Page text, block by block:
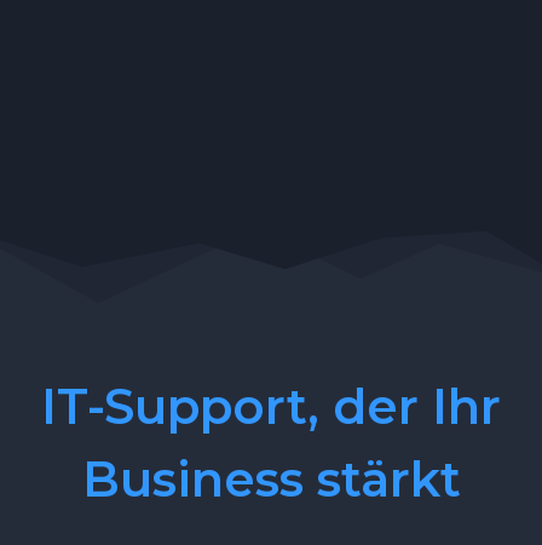
IT-Support, der Ihr
Business stärkt